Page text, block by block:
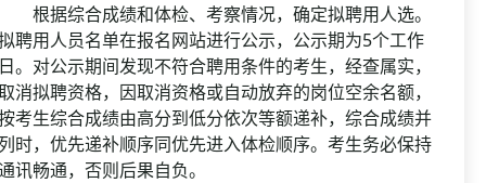
据综合成绩和体检、考察情况，确定拟聘用人选。
聘用人员名单在报名网站进行公示，公示期为5个工作
。对公示期间发现不符合聘用条件的考生，经查属实，
消拟聘资格，因取消资格或自动放弃的岗位空余名额，
考生综合成绩由高分到低分依次等额递补，综合成绩并
时，优先递补顺序同优先进入体检顺序。考生务必保持
讯畅通，否则后果自负。